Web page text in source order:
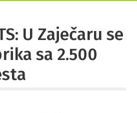
U Zaječaru se
sa 2.500